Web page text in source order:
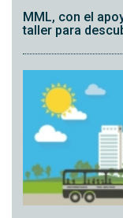
MML, con el
taller para